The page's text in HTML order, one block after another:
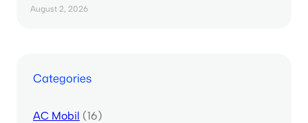
August 2, 2026
Categories
AC Mobil (16)